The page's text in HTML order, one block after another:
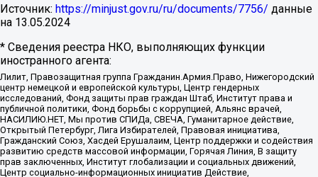
Источник: https://minjust.gov.ru/ru/documents/7756/ данные
на 13.05.2024
* Сведения реестра НКО, выполняющих функции
иностранного агента:
Лилит, Правозащитная группа Гражданин.Армия.Право, Нижегородский
центр немецкой и европейской культуры, Центр гендерных
исследований, Фонд защиты прав граждан Штаб, Институт права и
публичной политики, Фонд борьбы с коррупцией, Альянс врачей,
НАСИЛИЮ.НЕТ, Мы против СПИДа, СВЕЧА, Гуманитарное действие,
Открытый Петербург, Лига Избирателей, Правовая инициатива,
Гражданский Союз, Хасдей Ерушалаим, Центр поддержки и содействия
развитию средств массовой информации, Горячая Линия, В защиту
прав заключенных, Институт глобализации и социальных движений,
Центр социально-информационных инициатив Действие,